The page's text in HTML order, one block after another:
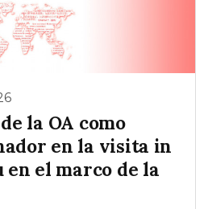
la OA como
en la visita in
en el marco de la